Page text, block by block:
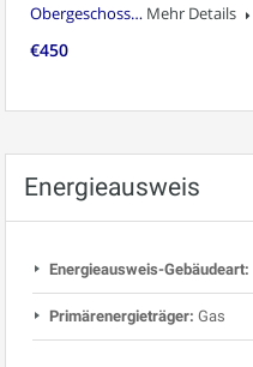
Obergeschoss… Mehr Details
€450
Energieausweis
Energieausweis-Gebäudeart:
Primärenergieträger: Gas